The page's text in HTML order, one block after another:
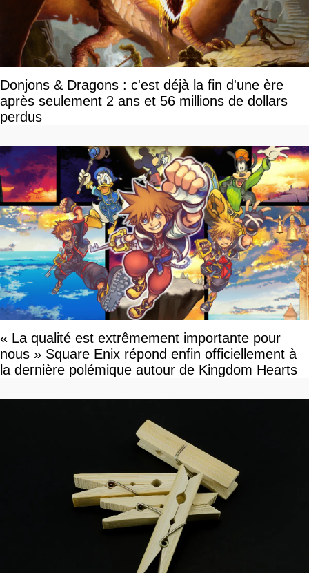
Donjons & Dragons : c'est déjà la fin d'une ère
après seulement 2 ans et 56 millions de dollars
perdus
« La qualité est extrêmement importante pour
nous » Square Enix répond enfin officiellement à
la dernière polémique autour de Kingdom Hearts